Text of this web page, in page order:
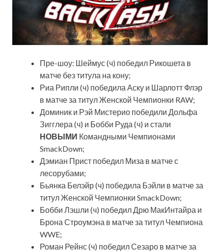
Пре-шоу: Шеймус (ч) победил Рикошета в
матче без титула на кону;
Риа Рипли (ч) победила Аску и Шарлотт Флэр
в матче за титул Женской Чемпионки RAW;
Доминик и Рэй Мистерио победили Дольфа
Зигглера (ч) и Бобби Руда (ч) и стали
НОВЫМИ Командными Чемпионами
SmackDown;
Дэмиан Прист победил Миза в матче с
лесорубами;
Бьянка Белэйр (ч) победила Бэйли в матче за
титул Женской Чемпионки SmackDown;
Бобби Лэшли (ч) победил Дрю МакИнтайра и
Брона Строумэна в матче за титул Чемпиона
WWE;
Роман Рейнс (ч) победил Сезаро в матче за